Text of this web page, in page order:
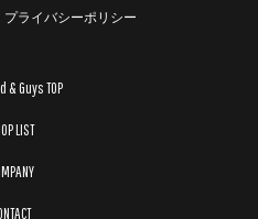
ライバシーポリシー
& Guys TOP
LIST